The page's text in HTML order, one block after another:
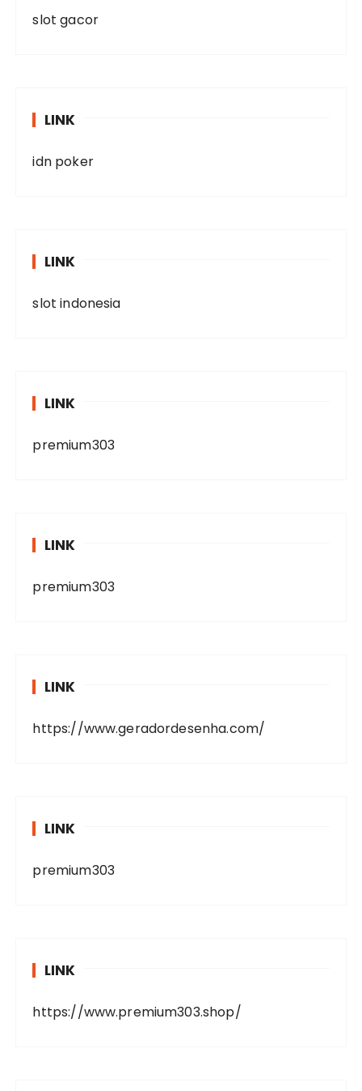
slot gacor
LINK
idn poker
LINK
slot indonesia
LINK
premium303
LINK
premium303
LINK
https://www.geradordesenha.com/
LINK
premium303
LINK
https://www.premium303.shop/